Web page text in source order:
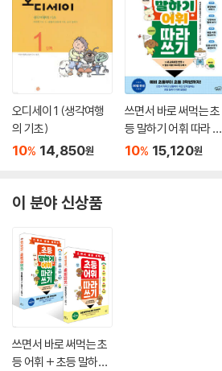
오디세이 1 (생각여행
의 기초)
10% 14,850원
쓰면서 바로 써먹는 초
등 말하기 어휘 따라 쓰
기
10% 15,120원
이 분야 신상품
쓰면서 바로 써먹는 초
등 어휘 + 초등 말하기